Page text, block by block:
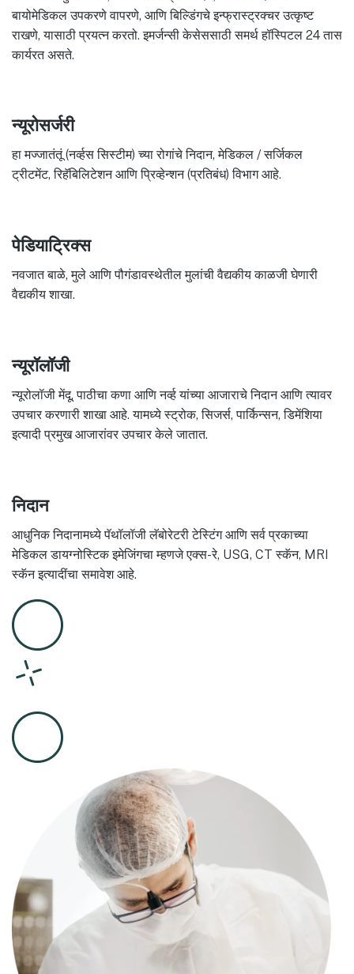
बायोमेडिकल उपकरणे वापरणे, आणि बिल्डिंगचे इन्फ्रास्ट्रक्चर उत्कृष्ट
राखणे, यासाठी प्रयत्न करतो. इमर्जन्सी केसेससाठी समर्थ हॉस्पिटल 24 तास
कार्यरत असते.
न्यूरोसर्जरी
हा मज्जातंतूं (नर्व्हस सिस्टीम) च्या रोगांचे निदान, मेडिकल / सर्जिकल
ट्रीटमेंट, रिहॅबिलिटेशन आणि प्रिव्हेन्शन (प्रतिबंध) विभाग आहे.
पेडियाट्रिक्स
नवजात बाळे, मुले आणि पौगंडावस्थेतील मुलांची वैद्यकीय काळजी घेणारी
वैद्यकीय शाखा.
न्यूरॉलॉजी
न्यूरोलॉजी मेंदू, पाठीचा कणा आणि नर्व्ह यांच्या आजाराचे निदान आणि त्यावर
उपचार करणारी शाखा आहे. यामध्ये स्ट्रोक, सिजर्स, पार्किन्सन, डिमेंशिया
इत्यादी प्रमुख आजारांवर उपचार केले जातात.
निदान
आधुनिक निदानामध्ये पॅथॉलॉजी लॅबोरेटरी टेस्टिंग आणि सर्व प्रकाच्या
मेडिकल डायग्नोस्टिक इमेजिंगचा म्हणजे एक्स-रे, USG, CT स्कॅन, MRI
स्कॅन इत्यादींचा समावेश आहे.